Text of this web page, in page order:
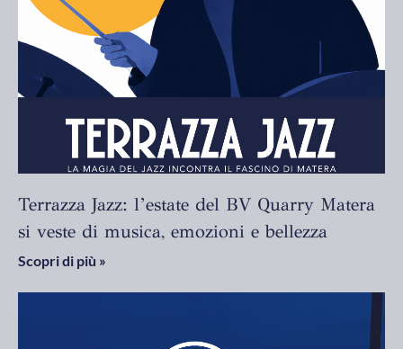
Terrazza Jazz: l’estate del BV Quarry Matera
si veste di musica, emozioni e bellezza
Scopri di più »